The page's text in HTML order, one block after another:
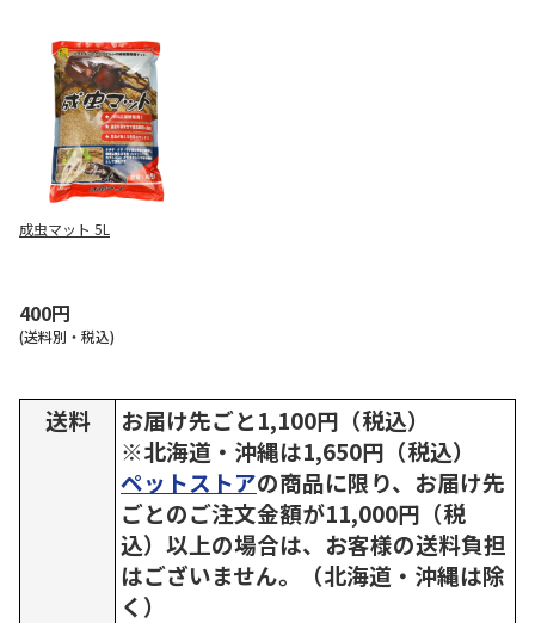
成虫マット 5L
400円
(送料別・税込)
送料
お届け先ごと1,100円（税込）
※北海道・沖縄は1,650円（税込）
ペットストアの商品に限り、お届け先
ごとのご注文金額が11,000円（税
込）以上の場合は、お客様の送料負担
はございません。（北海道・沖縄は除
く）